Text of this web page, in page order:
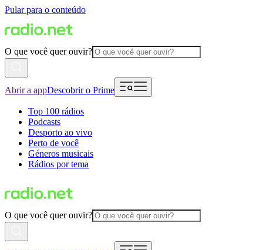
Pular para o conteúdo
O que você quer ouvir?
Abrir a appDescobrir o Prime
Top 100 rádios
Podcasts
Desporto ao vivo
Perto de você
Géneros musicais
Rádios por tema
O que você quer ouvir?